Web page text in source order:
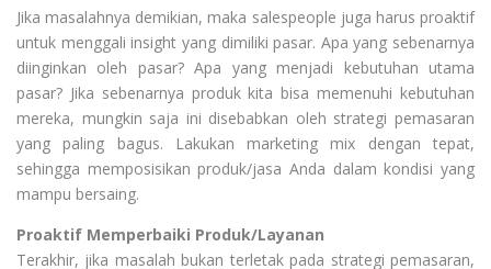
Jika masalahnya demikian, maka salespeople juga harus proaktif
untuk menggali insight yang dimiliki pasar. Apa yang sebenarnya
diinginkan oleh pasar? Apa yang menjadi kebutuhan utama
pasar? Jika sebenarnya produk kita bisa memenuhi kebutuhan
mereka, mungkin saja ini disebabkan oleh strategi pemasaran
yang paling bagus. Lakukan marketing mix dengan tepat,
sehingga memposisikan produk/jasa Anda dalam kondisi yang
mampu bersaing.
Proaktif Memperbaiki Produk/Layanan
Terakhir, jika masalah bukan terletak pada strategi pemasaran,